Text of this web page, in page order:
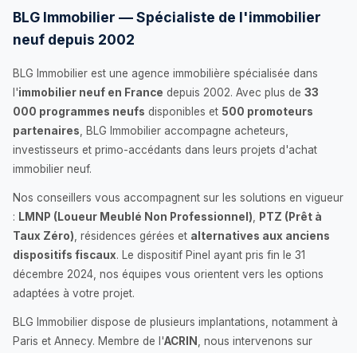
BLG Immobilier — Spécialiste de l'immobilier
neuf depuis 2002
BLG Immobilier est une agence immobilière spécialisée dans
l'immobilier neuf en France depuis 2002. Avec plus de 33
000 programmes neufs disponibles et 500 promoteurs
partenaires , BLG Immobilier accompagne acheteurs,
investisseurs et primo-accédants dans leurs projets d'achat
immobilier neuf.
Nos conseillers vous accompagnent sur les solutions en vigueur
: LMNP (Loueur Meublé Non Professionnel)
PTZ (Prêt à
Taux Zéro) , résidences gérées et alternatives aux anciens
dispositifs fiscaux. Le dispositif Pinel ayant pris fin le 31
décembre 2024, nos équipes vous orientent vers les options
adaptées à votre projet.
BLG Immobilier dispose de plusieurs implantations, notamment à
Paris et Annecy. Membre de l'ACRIN
, nous intervenons sur